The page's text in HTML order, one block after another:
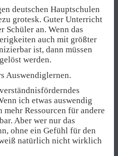
deutschen Hauptschulen
grotesk. Guter Unterricht
Schüler an. Wenn das
auch mit größter
ist, dann müssen
werden.
Auswendiglernen.
ich etwas auswendig
Ressourcen für andere
Aber wer nur das
ohne ein Gefühl für den
natürlich nicht wirklich